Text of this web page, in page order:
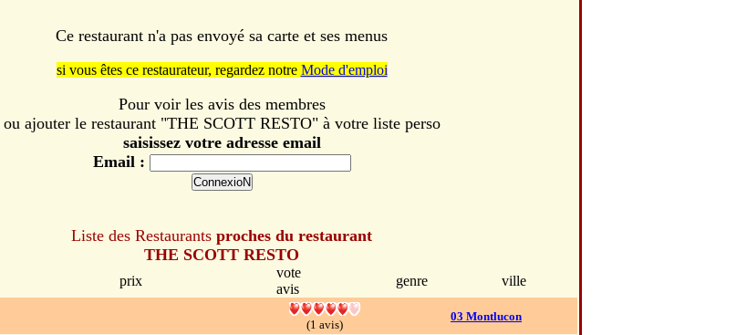
Ce restaurant n'a pas envoyé sa carte et ses menus
si vous êtes ce restaurateur, regardez notre Mode d'emploi
Pour voir les avis des membres
ou ajouter le restaurant "THE SCOTT RESTO" à votre liste perso
saisissez votre adresse email
Email :
Liste des Restaurants proches du restaurant
THE SCOTT RESTO
prix
vote
avis
genre
ville
(1 avis)
03 Montlucon